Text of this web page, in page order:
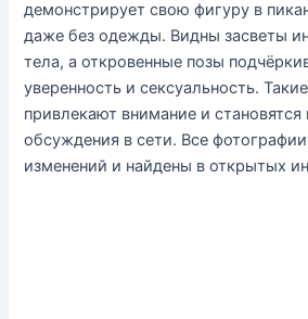
демонстрирует свою фигуру в
даже без одежды. Видны засветы
тела, а откровенные позы
уверенность и сексуальность.
привлекают внимание и
обсуждения в сети. Все
изменений и найдены в открытых